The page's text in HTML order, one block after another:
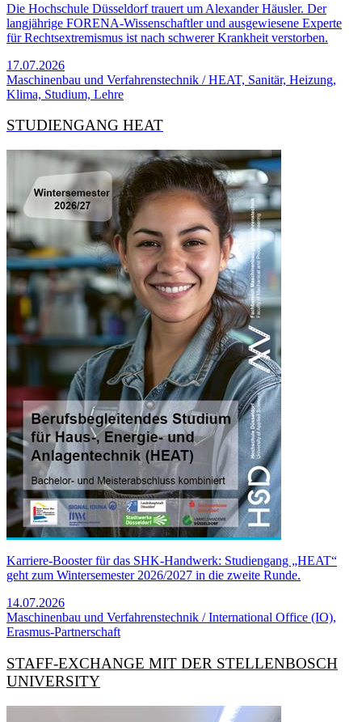
Die Hochschule Düsseldorf trauert um Alexander Häusler. Der
langjährige FORENA-Wissenschaftler und ausgewiesene Experte
für Rechtsextremismus ist nach schwerer Krankheit verstorben.
17.07.2026
Maschinenbau und Verfahrenstechnik / HEAT, Sanitär, Heizung,
Klima, Studium, Lehre
STUDIENGANG HEAT
Karriere-Booster für das SHK-Handwerk: Studiengang „HEAT“
geht zum Wintersemester 2026/2027 in die zweite Runde.
14.07.2026
Maschinenbau und Verfahrenstechnik / International Office (IO),
Erasmus-Partnerschaft
STAFF-EXCHANGE MIT DER STELLENBOSCH
UNIVERSITY